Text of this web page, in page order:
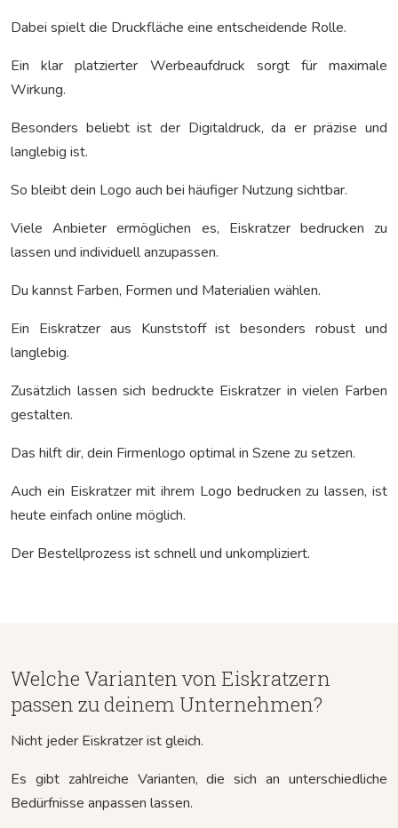
Dabei spielt die Druckfläche eine entscheidende Rolle.
Ein klar platzierter Werbeaufdruck sorgt für maximale
Wirkung.
Besonders beliebt ist der Digitaldruck, da er präzise und
langlebig ist.
So bleibt dein Logo auch bei häufiger Nutzung sichtbar.
Viele Anbieter ermöglichen es, Eiskratzer bedrucken zu
lassen und individuell anzupassen.
Du kannst Farben, Formen und Materialien wählen.
Ein Eiskratzer aus Kunststoff ist besonders robust und
langlebig.
Zusätzlich lassen sich bedruckte Eiskratzer in vielen Farben
gestalten.
Das hilft dir, dein Firmenlogo optimal in Szene zu setzen.
Auch ein Eiskratzer mit ihrem Logo bedrucken zu lassen, ist
heute einfach online möglich.
Der Bestellprozess ist schnell und unkompliziert.
Welche Varianten von Eiskratzern
passen zu deinem Unternehmen?
Nicht jeder Eiskratzer ist gleich.
Es gibt zahlreiche Varianten, die sich an unterschiedliche
Bedürfnisse anpassen lassen.